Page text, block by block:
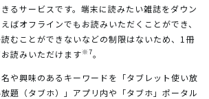
るサービスです。端末に読みたい雑誌をダウン
ばオフラインでもお読みいただくことができ、
むことができないなどの制限はないため、1冊
読みいただけます※7。
や興味のあるキーワードを「タブレット使い放
題（タブホ）」アプリ内や「タブホ」ポータル